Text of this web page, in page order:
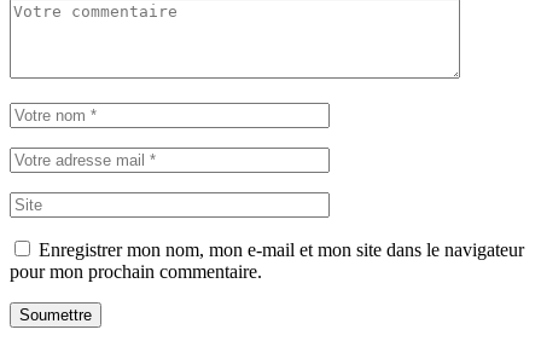
Enregistrer mon nom, mon e-mail et mon site dans le navigateur
pour mon prochain commentaire.
Soumettre